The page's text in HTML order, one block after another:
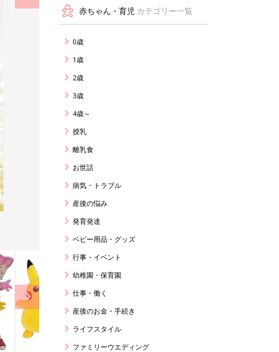
赤ちゃん・育児 カテゴリー一覧
0歳
1歳
2歳
3歳
4歳～
授乳
離乳食
お世話
病気・トラブル
産後の悩み
発育発達
ベビー用品・グッズ
行事・イベント
幼稚園・保育園
仕事・働く
産後のお金・手続き
ライフスタイル
ファミリーウエディング